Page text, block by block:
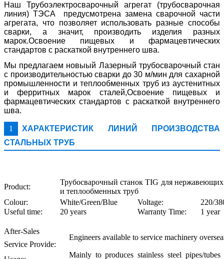
Наш Трубоэлектросварочный агрегат (трубосварочная
линия) ТЭСА предусмотрена замена сварочной части
агрегата, что позволяет использовать разные способы
сварки, а значит, производить изделия разных
марок.Освоение пищевых и фармацевтических
стандартов с раскаткой внутреннего шва.
Мы предлагаем новыый Лазерный трубосварочный стан
с производительностью сварки до 30 м/мин для сахарной
промышленности и теплообменных труб из аустенитных
и ферритных марок сталей,Освоение пищевых и
фармацевтических стандартов с раскаткой внутреннего
шва.
1
ХАРАКТЕРИСТИК ЛИНИЙ ПРОИЗВОДСТВА
СТАЛЬНЫХ ТРУБ
Product:
Трубосварочный станок TIG для
и теплообменных труб
Colour:
White/Green/Blue Voltage:
220/
Useful time:
20 years Warranty Time: 1 year
After-Sales
Engineers available to service machinery
Service Provide:
Mainly to produces stainless steel pipes/